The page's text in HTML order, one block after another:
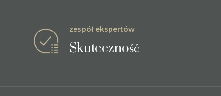
zespół ekspertów
Skuteczność